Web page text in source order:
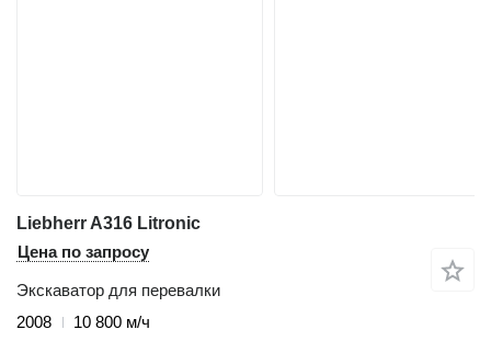
Liebherr A316 Litronic
Цена по запросу
Экскаватор для перевалки
2008
10 800 м/ч